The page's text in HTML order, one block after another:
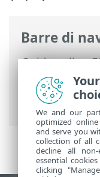
Barre di
Guida online
Ultimate
>
Interfaccia
lettura dello
We and our
optimized
and serve you
collection of all
decline all non-
essential
clicking